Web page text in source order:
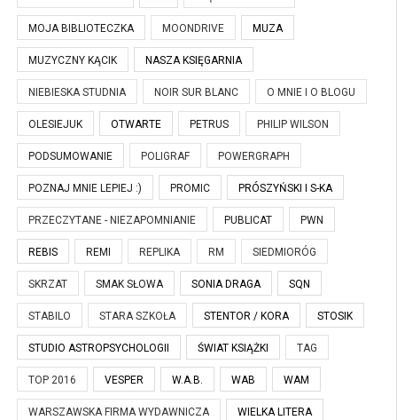
MOJA BIBLIOTECZKA MOONDRIVE MUZA
MUZYCZNY KĄCIK NASZA KSIĘGARNIA
NIEBIESKA STUDNIA NOIR SUR BLANC O MNIE I O BLOGU
OLESIEJUK OTWARTE PETRUS PHILIP WILSON
PODSUMOWANIE POLIGRAF POWERGRAPH
POZNAJ MNIE LEPIEJ :) PROMIC PRÓSZYŃSKI I S-KA
PRZECZYTANE - NIEZAPOMNIANIE PUBLICAT PWN
REBIS REMI REPLIKA RM SIEDMIORÓG
SKRZAT SMAK SŁOWA SONIA DRAGA SQN
STABILO STARA SZKOŁA STENTOR / KORA STOSIK
STUDIO ASTROPSYCHOLOGII ŚWIAT KSIĄŻKI TAG
TOP 2016 VESPER W.A.B. WAB WAM
WARSZAWSKA FIRMA WYDAWNICZA WIELKA LITERA